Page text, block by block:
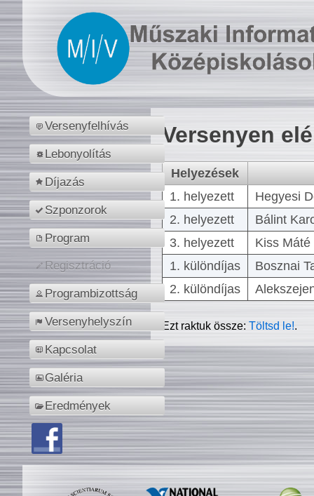
Versenyfelhívás
Lebonyolítás
Díjazás
Szponzorok
Program
Regisztráció
Programbizottság
Versenyhelyszín
Kapcsolat
Galéria
Eredmények
Versenyen
Helyezések
1. helyezett
Hegyesi
2. helyezett
Bálint
3. helyezett
Kiss
1. különdíjas
Bosznai
2. különdíjas
Ezt raktuk össze:Töltsd le!.